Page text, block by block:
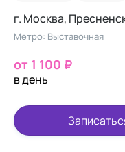
г. Москва,
Метро: Выставочная
от 1 100 ₽
в день